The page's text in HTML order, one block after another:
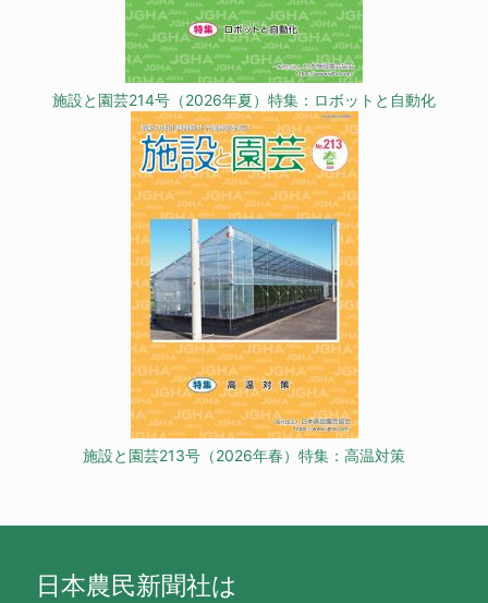
施設と園芸214号（2026年夏）特集：ロボットと自動化
施設と園芸213号（2026年春）特集：高温対策
日本農民新聞社は